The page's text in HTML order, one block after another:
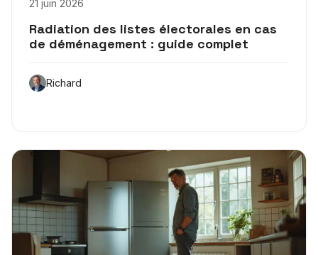
21 juin 2026
Radiation des listes électorales en cas
de déménagement : guide complet
Richard